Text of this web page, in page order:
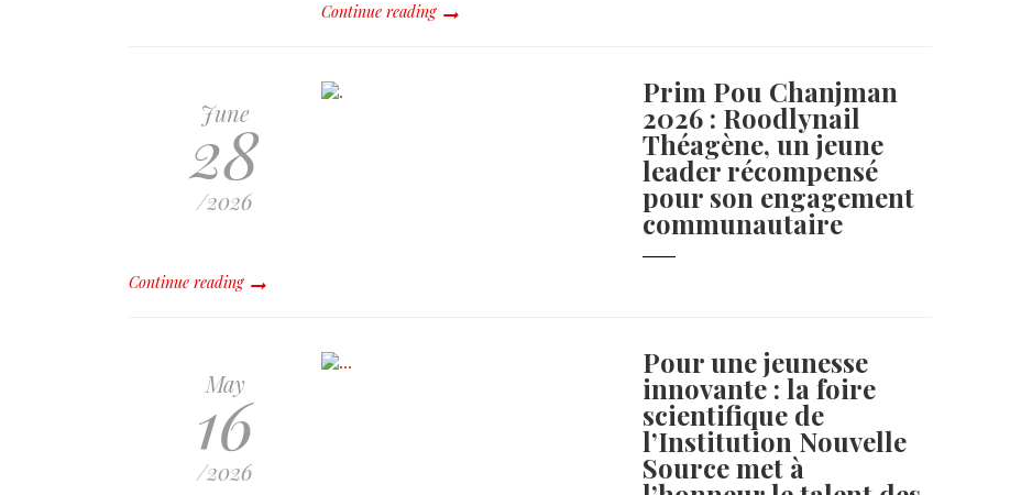
Continue reading
June
28
/2026
Prim Pou Chanjman
2026 : Roodlynail
Théagène, un jeune
leader récompensé
pour son engagement
communautaire
Continue reading
May
16
/2026
Pour une jeunesse
innovante : la foire
scientifique de
l’Institution Nouvelle
Source met à